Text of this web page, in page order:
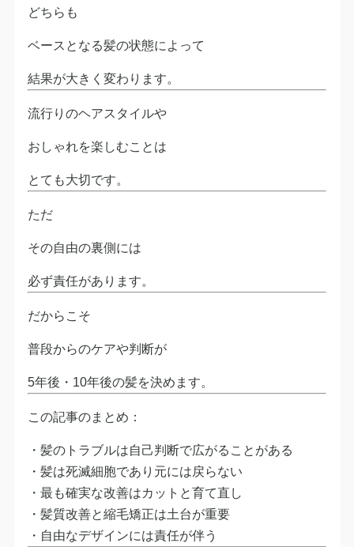
どちらも
ベースとなる髪の状態によって
結果が大きく変わります。
流行りのヘアスタイルや
おしゃれを楽しむことは
とても大切です。
ただ
その自由の裏側には
必ず責任があります。
だからこそ
普段からのケアや判断が
5年後・10年後の髪を決めます。
この記事のまとめ：
・髪のトラブルは自己判断で広がることがある
・髪は死滅細胞であり元には戻らない
・最も確実な改善はカットと育て直し
・髪質改善と縮毛矯正は土台が重要
・自由なデザインには責任が伴う